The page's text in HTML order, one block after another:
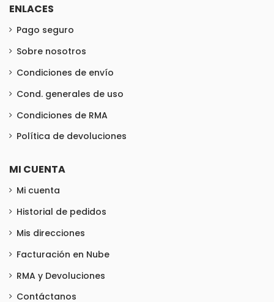
ENLACES
Pago seguro
Sobre nosotros
Condiciones de envío
Cond. generales de uso
Condiciones de RMA
Política de devoluciones
MI CUENTA
Mi cuenta
Historial de pedidos
Mis direcciones
Facturación en Nube
RMA y Devoluciones
Contáctanos